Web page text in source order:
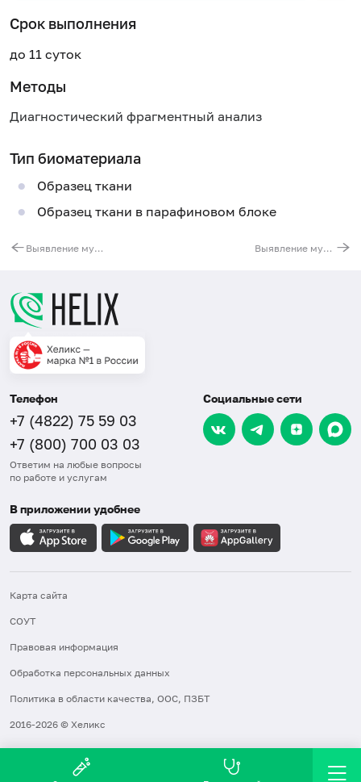
Срок выполнения
до 11 суток
Методы
Диагностический фрагментный анализ
Тип биоматериала
Образец ткани
Образец ткани в парафиновом блоке
Выявление мутаций гена EGFR в тканях опухолей Выявление мутаций гена c-KIT в тканях опухолей
Телефон
+7 (4822) 75 59 03
+7 (800) 700 03 03
Ответим на любые вопросы
по работе и услугам
Социальные сети
В приложении удобнее
Карта сайта
СОУТ
Правовая информация
Обработка персональных данных
Политика в области качества, ООС, ПЗБТ
2016-2026 © Хеликс